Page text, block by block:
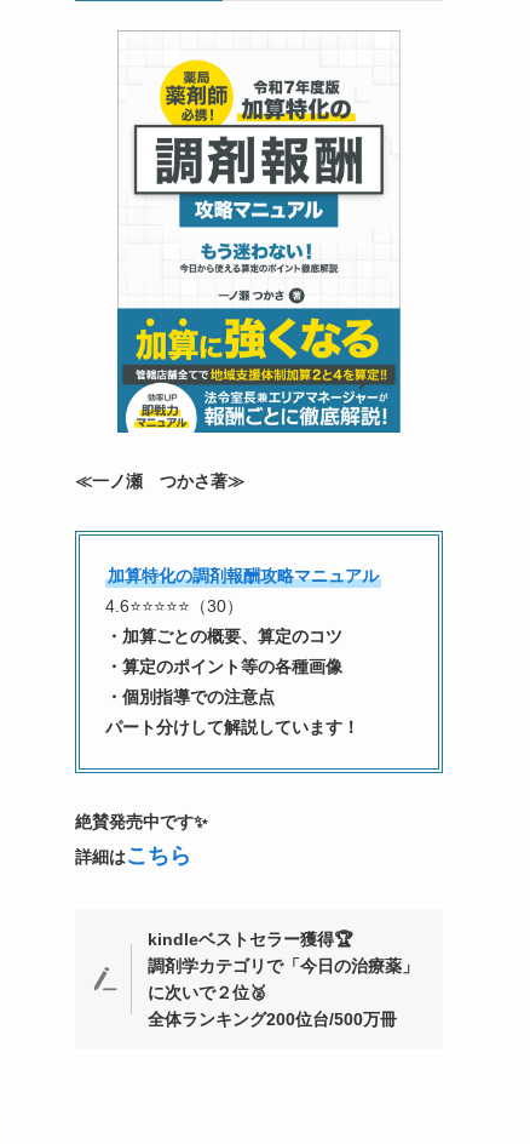
≪一ノ瀬 つかさ著≫
加算特化の調剤報酬攻略マニュアル
4.6⭐⭐⭐⭐⭐（30）
・加算ごとの概要、算定のコツ
・算定のポイント等の各種画像
・個別指導での注意点
パート分けして解説しています！
絶賛発売中です✨
詳細はこちら
kindleベストセラー獲得🏆
調剤学カテゴリで「今日の治療薬」
に次いで２位🥈
全体ランキング200位台/500万冊